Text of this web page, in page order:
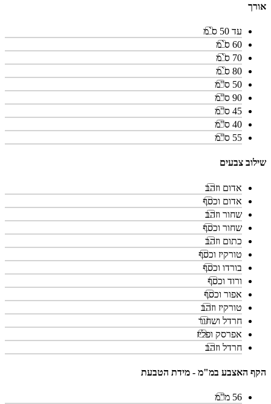
אורך
עד 50 ס`מ
60 ס`מ
70 ס`מ
80 ס`מ
50 ס"מ
90 ס"מ
45 ס"מ
40 ס"מ
55 ס"מ
שילוב צבעים
אדום וזהב
אדום וכסף
שחור וזהב
שחור וכסף
כתום וזהב
טורקיז וכסף
בורדו וכסף
ורוד וכסף
אפור וכסף
טורקיז וזהב
חרדל ושחור
אפרסק ופליז
חרדל וזהב
הקף האצבע במ"מ - מידת הטבעת
56 מ"מ